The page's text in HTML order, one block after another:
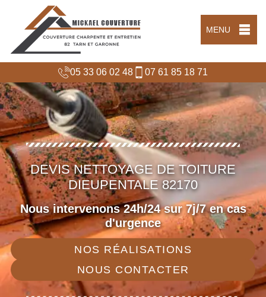
MENU
05 33 06 02 48 07 61 85 18 71
DEVIS NETTOYAGE DE TOITURE
DIEUPENTALE 82170
Nous intervenons 24h/24 sur 7j/7 en cas
d'urgence
NOS RÉALISATIONS
NOUS CONTACTER